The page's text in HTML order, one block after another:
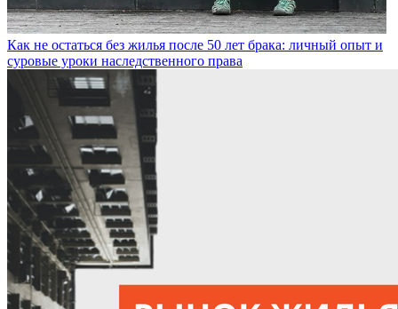
Как не остаться без жилья после 50 лет брака: личный опыт и
суровые уроки наследственного права